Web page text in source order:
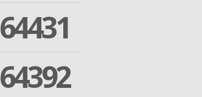
64431
64392